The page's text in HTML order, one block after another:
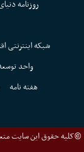
روزنامه
شبکه اینترنتی
واحد
هفته نامه
©کلیه حقوق این سایت